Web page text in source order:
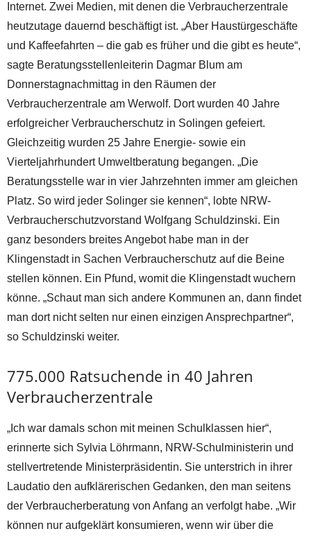
Internet. Zwei Medien, mit denen die Verbraucherzentrale
heutzutage dauernd beschäftigt ist. „Aber Haustürgeschäfte
und Kaffeefahrten – die gab es früher und die gibt es heute“,
sagte Beratungsstellenleiterin Dagmar Blum am
Donnerstagnachmittag in den Räumen der
Verbraucherzentrale am Werwolf. Dort wurden 40 Jahre
erfolgreicher Verbraucherschutz in Solingen gefeiert.
Gleichzeitig wurden 25 Jahre Energie- sowie ein
Vierteljahrhundert Umweltberatung begangen. „Die
Beratungsstelle war in vier Jahrzehnten immer am gleichen
Platz. So wird jeder Solinger sie kennen“, lobte NRW-
Verbraucherschutzvorstand Wolfgang Schuldzinski. Ein
ganz besonders breites Angebot habe man in der
Klingenstadt in Sachen Verbraucherschutz auf die Beine
stellen können. Ein Pfund, womit die Klingenstadt wuchern
könne. „Schaut man sich andere Kommunen an, dann findet
man dort nicht selten nur einen einzigen Ansprechpartner“,
so Schuldzinski weiter.
775.000 Ratsuchende in 40 Jahren
Verbraucherzentrale
„Ich war damals schon mit meinen Schulklassen hier“,
erinnerte sich Sylvia Löhrmann, NRW-Schulministerin und
stellvertretende Ministerpräsidentin. Sie unterstrich in ihrer
Laudatio den aufklärerischen Gedanken, den man seitens
der Verbraucherberatung von Anfang an verfolgt habe. „Wir
können nur aufgeklärt konsumieren, wenn wir über die